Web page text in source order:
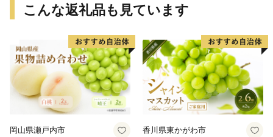
こんな返礼品も見ています
岡山県瀬戸内市 香川県東かがわ市